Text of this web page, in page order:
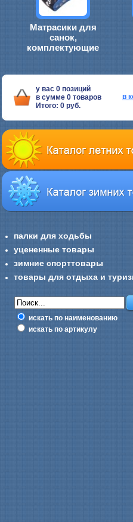
Матрасики для
санок,
комплектующие
у вас 0 позиций
в сумме 0 товаров
Итого: 0 руб.
в
палки для ходьбы
уцененные товары
зимние спорттовары
товары для отдыха и
искать по наименованию
искать по артикулу